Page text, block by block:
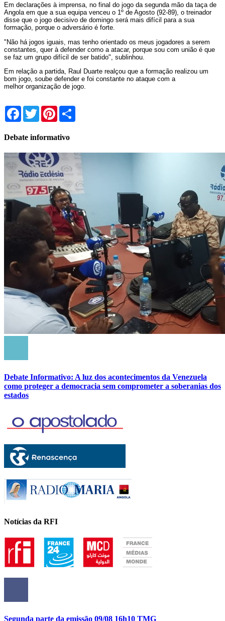
Em declarações à imprensa, no final do jogo da segunda mão da taça de
Angola em que a sua equipa venceu o 1º de Agosto (92-89), o treinador
disse que o jogo decisivo de domingo será mais difícil para a sua
formação, porque o adversário é forte.
"Não há jogos iguais, mas tenho orientado os meus jogadores a serem
constantes, quer à defender como a atacar, porque sou com união é que
se faz um grupo difícil de ser batido", sublinhou.
Em relação a partida, Raul Duarte realçou que a formação realizou um
bom jogo, soube defender e foi constante no ataque com a
melhor organização de jogo.
Facebook
TwitterPinterest
Debate informativo
Debate Informativo: A luz dos acontecimentos da Venezuela
como proteger a democracia sem comprometer a soberanias dos
estados
Notícias da RFI
Segunda parte da emissão 09/08 16h10 TMG